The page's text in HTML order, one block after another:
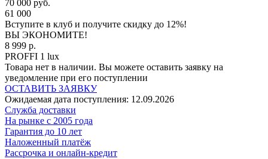
70 000 руб.
61 000
Вступите в клуб и получите скидку до 12%!
ВЫ ЭКОНОМИТЕ!
8 999 р.
PROFFI 1 lux
Товара нет в наличии. Вы можете оставить заявку на
уведомление при его поступлении
ОСТАВИТЬ ЗАЯВКУ
Ожидаемая дата поступления: 12.09.2026
Cлужба доставки
На рынке с 2005 года
Гарантия до 10 лет
Наложенный платёж
Рассрочка и онлайн-кредит